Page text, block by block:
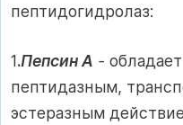
пептидогидролаз:
1.Пепсин А -
пептидазным,
эстеразным